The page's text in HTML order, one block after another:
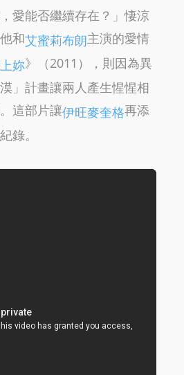
愛能否繼續存在？」悽涼
和艾蜜莉布朗主演的愛情
妳》（2011），則因為異
」計畫讓兩人產生惺惺相
這部片讓伊旺麥奎格再添
錄。